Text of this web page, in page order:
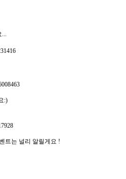
:)
트는 널리 알릴게요 !